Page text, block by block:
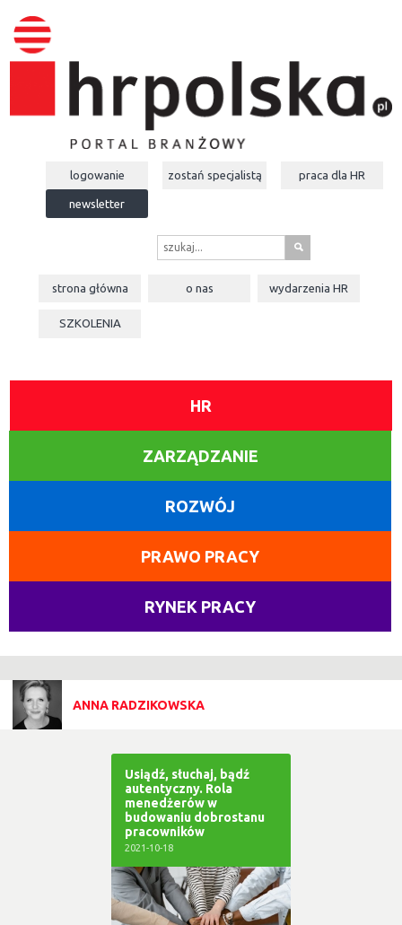
logowanie zostań specjalistą praca dla HR
newsletter
s
strona główna o nas wydarzeniaHR
SZKOLENIA
HR
ZARZĄDZANIE
ROZWÓJ
PRAWO PRACY
RYNEK PRACY
ANNA RADZIKOWSKA
Usiądź, słuchaj, bądź
autentyczny. Rola
menedżerów w
budowaniu dobrostanu
pracowników
2021-10-18